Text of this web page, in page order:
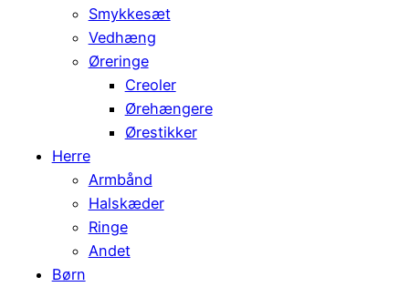
Smykkesæt
Vedhæng
Øreringe
Creoler
Ørehængere
Ørestikker
Herre
Armbånd
Halskæder
Ringe
Andet
Børn